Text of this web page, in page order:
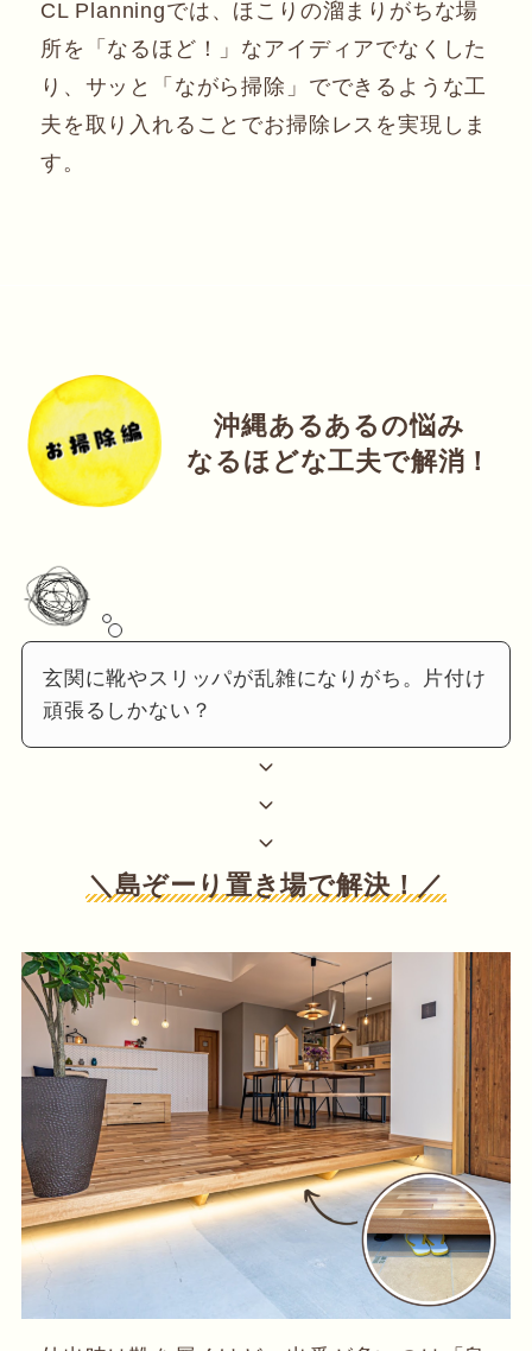
CL Planningでは、ほこりの溜まりがちな場
所を「なるほど！」なアイディアでなくした
り、サッと「ながら掃除」でできるような工
夫を取り入れることでお掃除レスを実現しま
す。
沖縄あるあるの悩み
なるほどな工夫で解消！
玄関に靴やスリッパが乱雑になりがち。片付け
頑張るしかない？
＼島ぞーり置き場で解決！／